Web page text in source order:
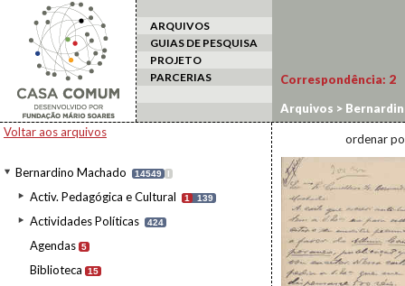
ARQUIVOS
GUIAS DE PESQUISA
PROJETO
PARCERIAS
Voltar aos arquivos
Bernardino Machado 14549 I
Activ. Pedagógica e Cultural 1 139
Actividades Políticas 424
Agendas 5
Biblioteca 15
Correspondência: 2
Arquivos >
ordenar